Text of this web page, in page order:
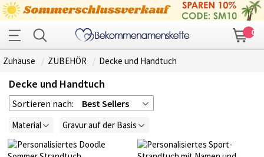
0
Zuhause ZUBEHÖR Decke und Handtuch
Decke und Handtuch
Sortieren nach: Best Sellers
Material Gravur auf der Basis